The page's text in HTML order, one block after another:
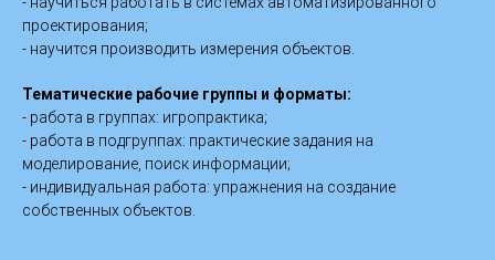
проектирования;
- научится производить измерения объектов.
Тематические рабочие группы и форматы:
- работа в группах: игропрактика;
- работа в подгруппах: практические задания на
моделирование, поиск информации;
- индивидуальная работа: упражнения на создание
собственных объектов.